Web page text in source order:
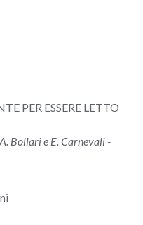
PER ESSERE LETTO
Bollari e E. Carnevali -